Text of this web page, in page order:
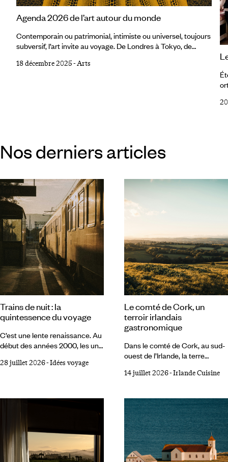
Agenda 2026 de l’art autour du monde
Contemporain ou patrimonial, intimiste ou universel, toujours
subversif, l’art invite au voyage. De Londres à Tokyo, de
majeurs pour 2026 – à inscrire sur la carte du monde comme
18 décembre 2025-Arts
Nos derniers articles
Trains de nuit : la
quintessence du voyage
C’est une lente renaissance. Au
début des années 2000, les uns
européens ont renoncé aux
la concurrence de l’avion low
condamnés à disparaître. Dans
l’imaginaire collectif, le train de
nuit appartenait à un temps
révolu. Mais le mouvement s’est
inversé et il apparaît aujourd’hui
28 juillet 2026-Idées voyage
Le comté de Cork, un
terroir irlandais
gastronomique
Dans le comté de Cork, au sud-
ouest de l’Irlande, la terre
péninsules ouvertes sur
monde, tables étoilées et chefs
primés réinventent le goût à
partir d’ingrédients ancrés dans
le terroir. Circuit court, retour au
produit brut, respect des
saisons, dialogue entre
producteurs, pêcheurs et
14 juillet 2026-Irlande Cuisine